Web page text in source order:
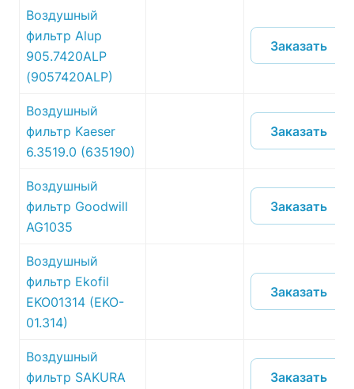
Воздушный
фильтр Alup
905.7420ALP
(9057420ALP)
Заказать
Воздушный
фильтр Kaeser
6.3519.0 (635190)
Заказать
Воздушный
фильтр Goodwill
AG1035
Заказать
Воздушный
фильтр Ekofil
EKO01314 (EKO-
01.314)
Заказать
Воздушный
фильтр SAKURA
Заказать